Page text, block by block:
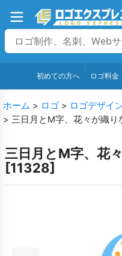
初めての方へ ロゴ料金
ホーム > ロゴ > ロゴデザイ
> 三日月とM字、花々が織り
三日月とM字、花
[11328]